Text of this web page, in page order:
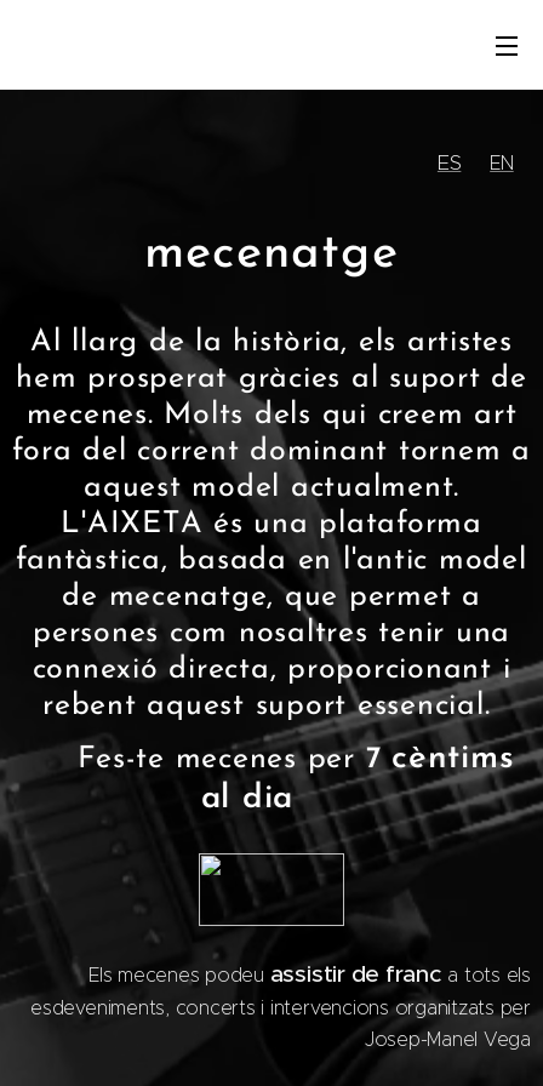
ES EN
mecenatge
Al llarg de la història, els artistes
hem prosperat gràcies al suport de
mecenes. Molts dels qui creem art
fora del corrent dominant tornem a
aquest model actualment.
L'AIXETA és una plataforma
fantàstica, basada en l'antic model
de mecenatge, que permet a
persones com nosaltres tenir una
connexió directa, proporcionant i
rebent aquest suport essencial.
✨ Fes-te mecenes per7cèntims
al dia✨
Els mecenes podeu assistir de franc a tots els
esdeveniments, concerts i intervencions organitzats per
Josep-Manel Vega